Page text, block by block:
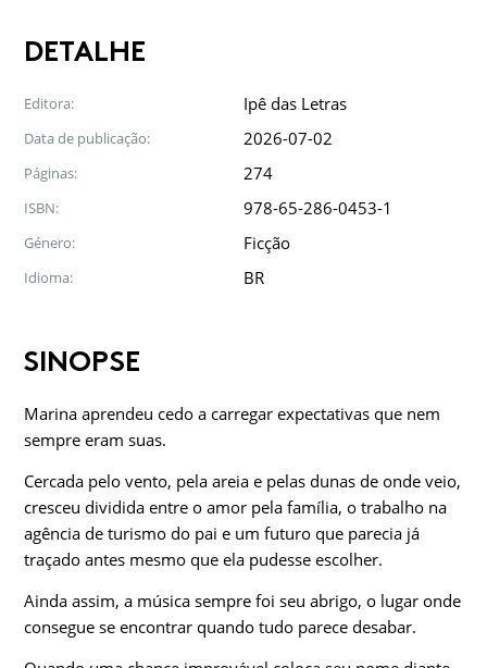
DETALHE
Editora: Ipê das Letras
Data de publicação: 2026-07-02
Páginas: 274
ISBN: 978-65-286-0453-1
Género: Ficção
Idioma: BR
SINOPSE
Marina aprendeu cedo a carregar expectativas que nem
sempre eram suas.
Cercada pelo vento, pela areia e pelas dunas de onde veio,
cresceu dividida entre o amor pela família, o trabalho na
agência de turismo do pai e um futuro que parecia já
traçado antes mesmo que ela pudesse escolher.
Ainda assim, a música sempre foi seu abrigo, o lugar onde
consegue se encontrar quando tudo parece desabar.